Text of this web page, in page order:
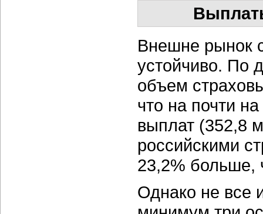
Внешне рынок
устойчиво. По
объем
что на почти
выплат (352,8
российскими
23,2% больше,
Однако не все